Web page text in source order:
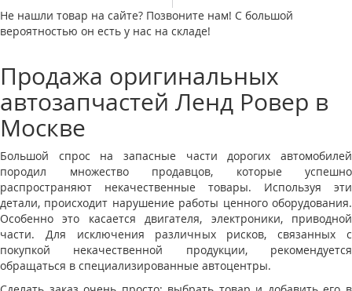
Не нашли товар на сайте? Позвоните нам! С большой
вероятностью он есть у нас на складе!
Продажа оригинальных
автозапчастей Ленд Ровер в
Москве
Большой спрос на запасные части дорогих автомобилей
породил множество продавцов, которые успешно
распространяют некачественные товары. Используя эти
детали, происходит нарушение работы ценного оборудования.
Особенно это касается двигателя, электроники, приводной
части. Для исключения различных рисков, связанных с
покупкой некачественной продукции, рекомендуется
обращаться в специализированные автоцентры.